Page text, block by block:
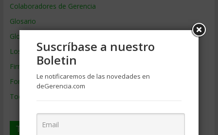
Colaboradores de Gerencia
Glosario
Glosario Inglés – Español
Los mejores MBA
Firmas de Gerencia
Formación de Gerencia
Todos los Temas
Temas de Gerencia
Suscríbase a nuestro
Boletin
Le notificaremos de las novedades en
deGerencia.com